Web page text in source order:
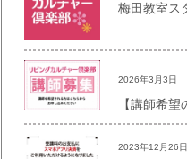
梅田教室
2026年3月3日
【講師希
2023年12月26日